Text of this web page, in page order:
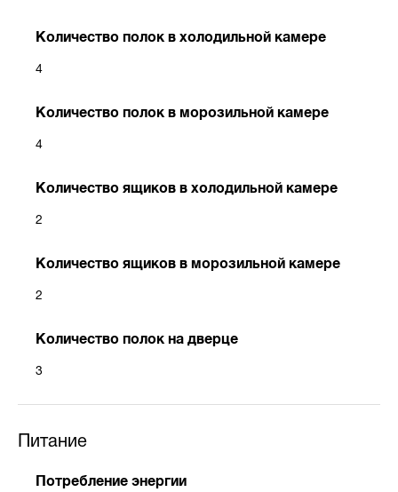
Количество полок в холодильной камере
4
Количество полок в морозильной камере
4
Количество ящиков в холодильной камере
2
Количество ящиков в морозильной камере
2
Количество полок на дверце
3
Питание
Потребление энергии